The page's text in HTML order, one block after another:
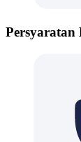
Persyaratan